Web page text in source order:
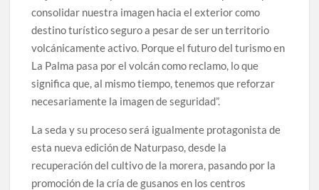
consolidar nuestra imagen hacia el exterior como
destino turístico seguro a pesar de ser un territorio
volcánicamente activo. Porque el futuro del turismo en
La Palma pasa por el volcán como reclamo, lo que
significa que, al mismo tiempo, tenemos que reforzar
necesariamente la imagen de seguridad”.
La seda y su proceso será igualmente protagonista de
esta nueva edición de Naturpaso, desde la
recuperación del cultivo de la morera, pasando por la
promoción de la cría de gusanos en los centros